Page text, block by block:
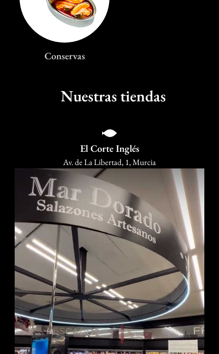
Conservas
Nuestras tiendas
El Corte Inglés
Av. de La Libertad, 1, Murcia